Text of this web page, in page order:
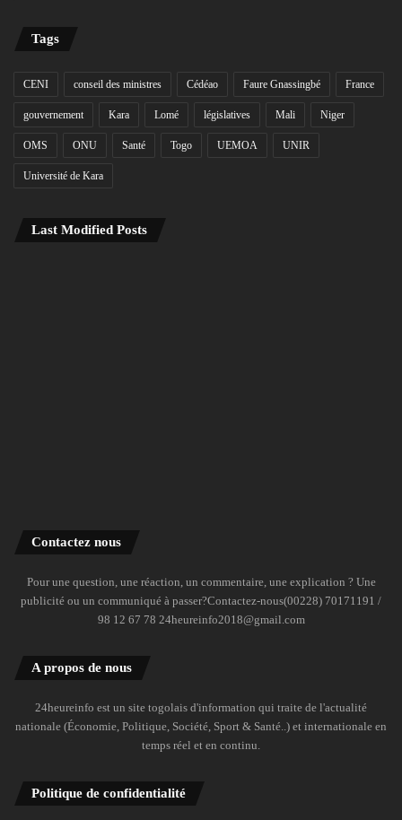
Tags
CENI conseil des ministres Cédéao Faure Gnassingbé France
gouvernement Kara Lomé législatives Mali Niger
OMS ONU Santé Togo UEMOA UNIR
Université de Kara
Last Modified Posts
Contactez nous
Pour une question, une réaction, un commentaire, une explication ? Une
publicité ou un communiqué à passer?Contactez-nous(00228) 70171191 /
98 12 67 78 24heureinfo2018@gmail.com
A propos de nous
24heureinfo est un site togolais d'information qui traite de l'actualité
nationale (Économie, Politique, Société, Sport & Santé..) et internationale en
temps réel et en continu.
Politique de confidentialité